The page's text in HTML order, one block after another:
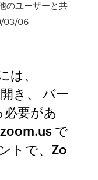
のユーザーと共
03/06
、
き、 バー
要があ
で
トで、Zo